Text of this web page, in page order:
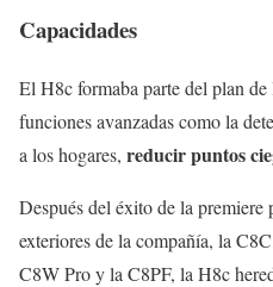
Capacidades
El H8c formaba parte del plan
funciones avanzadas como la
a los hogares, reducir puntos
Después del éxito de la premiere
exteriores de la compañía, la
C8W Pro y la C8PF, la H8c